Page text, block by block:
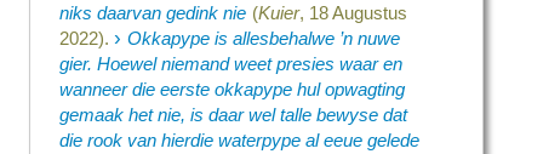
niks daarvan gedink nie (Kuier, 18 Augustus
2022). › Okkapype is allesbehalwe ’n nuwe
gier. Hoewel niemand weet presies waar en
wanneer die eerste okkapype hul opwagting
gemaak het nie, is daar wel talle bewyse dat
die rook van hierdie waterpype al eeue gelede